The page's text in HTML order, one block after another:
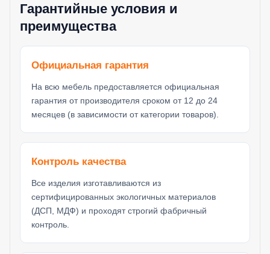
Гарантийные условия и
преимущества
Официальная гарантия
На всю мебель предоставляется официальная
гарантия от производителя сроком от 12 до 24
месяцев (в зависимости от категории товаров).
Контроль качества
Все изделия изготавливаются из
сертифицированных экологичных материалов
(ДСП, МДФ) и проходят строгий фабричный
контроль.